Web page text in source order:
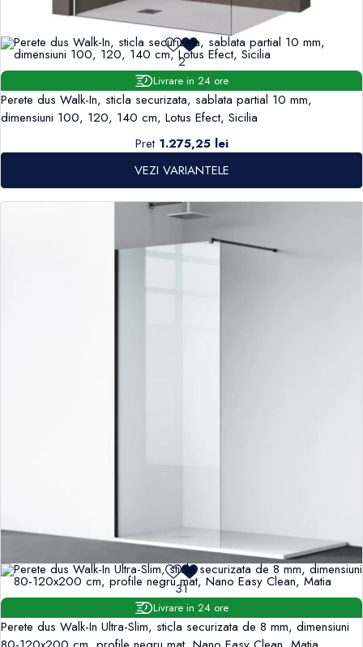
2
Livrare in 24 ore
Perete dus Walk-In, sticla securizata, sablata partial 10 mm,
dimensiuni 100, 120, 140 cm, Lotus Efect, Sicilia
Pret 1.275,25 lei
VEZI VARIANTELE
31
Livrare in 24 ore
Perete dus Walk-In Ultra-Slim, sticla securizata de 8 mm, dimensiuni